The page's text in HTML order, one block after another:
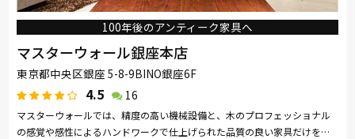
100年後のアンティーク家具へ
マスターウォール銀座本店
東京都中央区銀座 5-8-9BINO銀座6F
4.5 16
マスターウォールでは、精度の高い機械設備と、木のプロフェッショナル
の感覚や感性によるハンドワークで仕上げられた品質の良い家具だけをお